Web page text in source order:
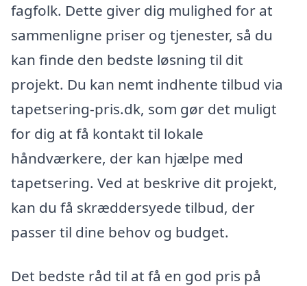
fagfolk. Dette giver dig mulighed for at
sammenligne priser og tjenester, så du
kan finde den bedste løsning til dit
projekt. Du kan nemt indhente tilbud via
tapetsering-pris.dk, som gør det muligt
for dig at få kontakt til lokale
håndværkere, der kan hjælpe med
tapetsering. Ved at beskrive dit projekt,
kan du få skræddersyede tilbud, der
passer til dine behov og budget.
Det bedste råd til at få en god pris på